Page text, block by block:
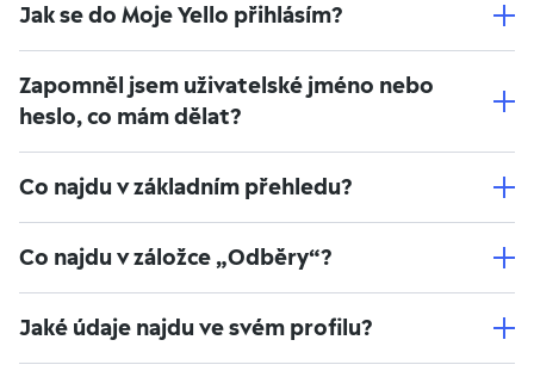
Jak se do Moje Yello přihlásím?
Zapomněl jsem uživatelské jméno nebo
heslo, co mám dělat?
Co najdu v základním přehledu?
Co najdu v záložce „Odběry“?
Jaké údaje najdu ve svém profilu?